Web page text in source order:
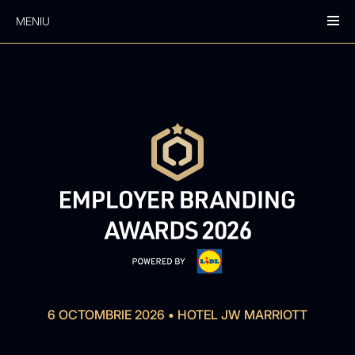
MENIU
6 OCTOMBRIE 2026 • HOTEL JW MARRIOTT